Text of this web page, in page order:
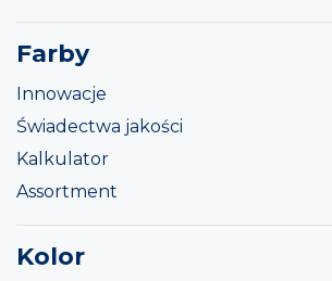
Farby
Innowacje
Świadectwa jakości
Kalkulator
Assortment
Kolor